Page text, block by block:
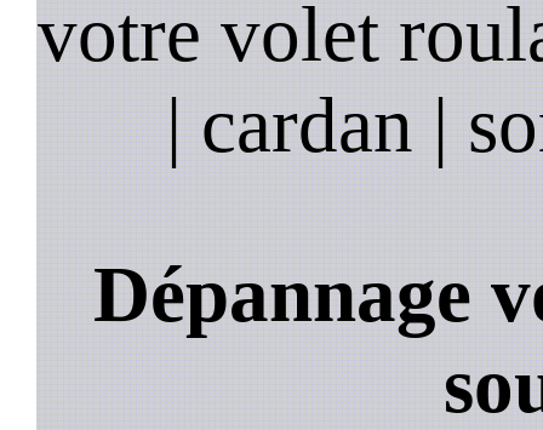
votre volet
| cardan |
Dépannage